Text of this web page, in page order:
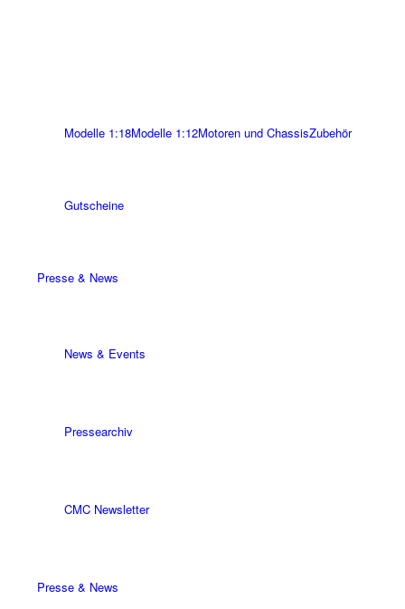
Modelle 1:18Modelle 1:12Motoren und ChassisZubehör
Gutscheine
Presse & News
News & Events
Pressearchiv
CMC Newsletter
Presse & News